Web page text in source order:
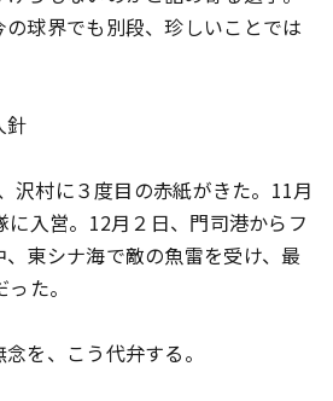
球界でも別段、珍しいことでは
針
沢村に３度目の赤紙がきた。11月
に入営。12月２日、門司港からフ
東シナ海で敵の魚雷を受け、最
た。
を、こう代弁する。